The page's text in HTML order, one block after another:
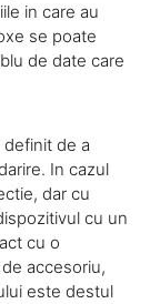
in care au
se poate
de date care
definit de a
In cazul
dar cu
cu un
cu o
accesoriu,
este destul